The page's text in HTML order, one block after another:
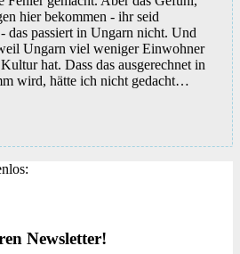
hier bekommen - ihr seid
das passiert in Ungarn nicht. Und
Ungarn viel weniger Einwohner
hat. Dass das ausgerechnet in
wird, hätte ich nicht gedacht…
Newsletter!